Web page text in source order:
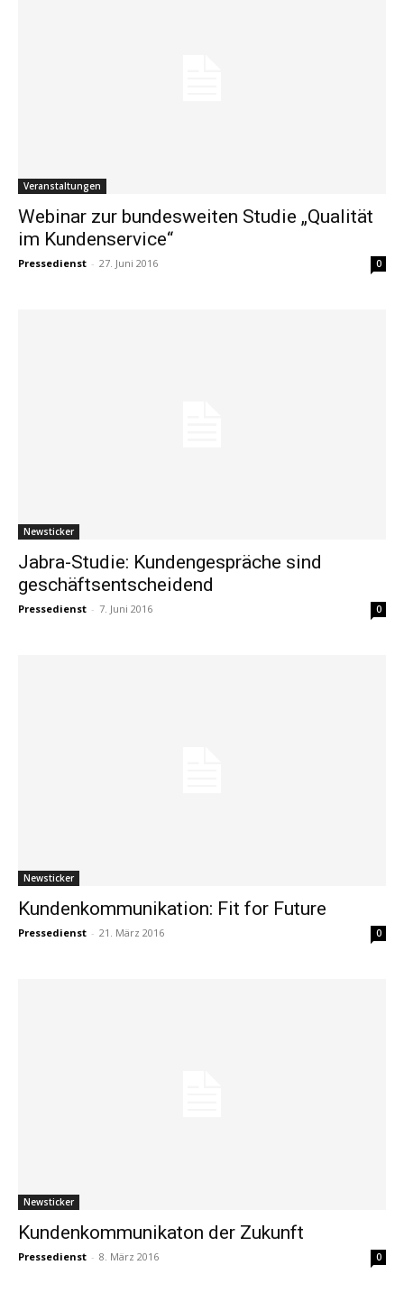
Veranstaltungen
Webinar zur bundesweiten Studie „Qualität
im Kundenservice“
Pressedienst - 27. Juni 2016 0
Newsticker
Jabra-Studie: Kundengespräche sind
geschäftsentscheidend
Pressedienst - 7. Juni 2016 0
Newsticker
Kundenkommunikation: Fit for Future
Pressedienst - 21. März 2016 0
Newsticker
Kundenkommunikaton der Zukunft
Pressedienst - 8. März 2016 0